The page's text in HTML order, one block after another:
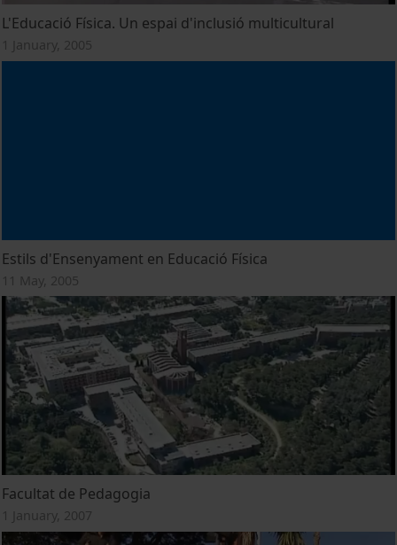
L'Educació Física. Un espai d'inclusió multicultural
1 January, 2005
Estils d'Ensenyament en Educació Física
11 May, 2005
Facultat de Pedagogia
1 January, 2007